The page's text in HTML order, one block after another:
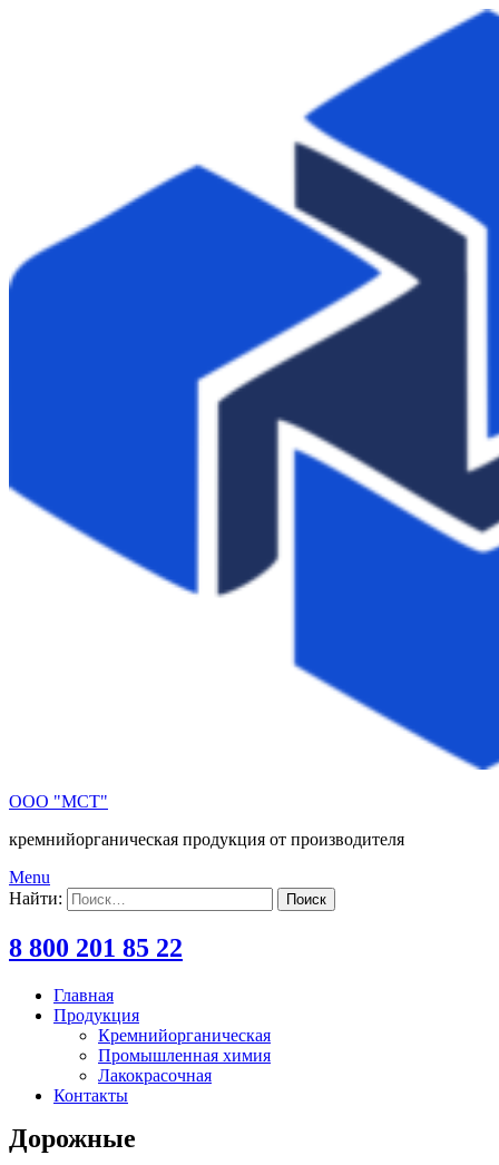
ООО "МСТ"
кремнийорганическая продукция от производителя
Menu
Найти:
8 800 201 85 22
Главная
Продукция
Кремнийорганическая
Промышленная химия
Лакокрасочная
Контакты
Дорожные